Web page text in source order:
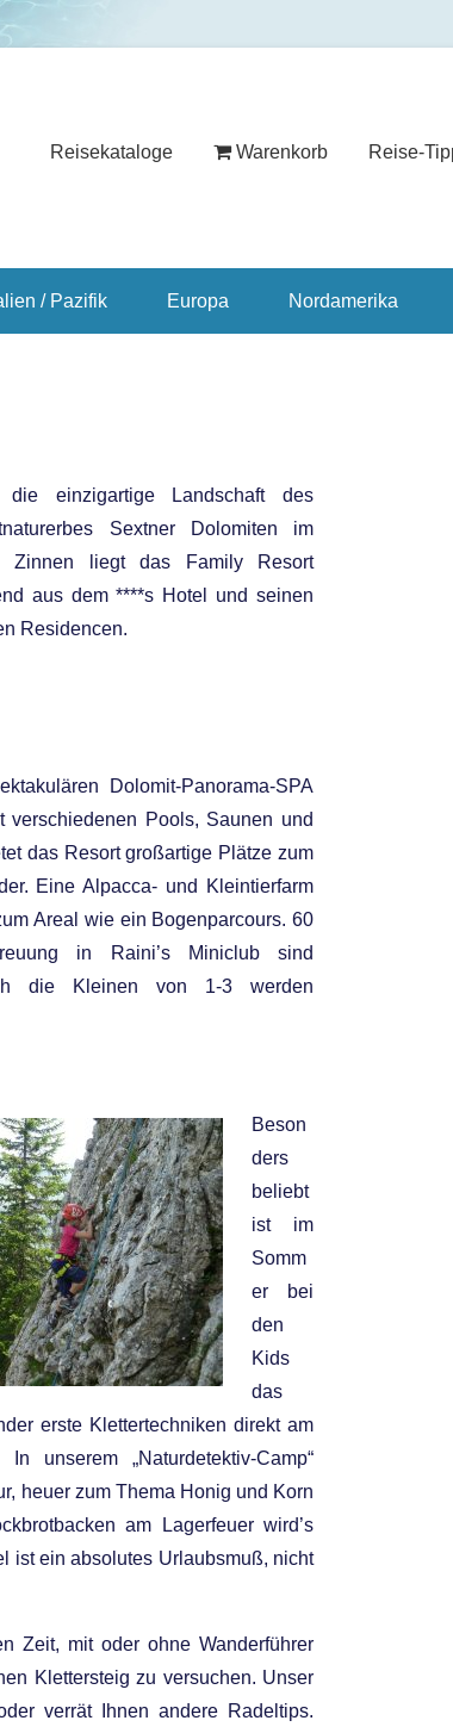
Reisekataloge Warenkorb Reise-
/ Pazifik Europa Nordamerika
die einzigartige Landschaft des
Sextner Dolomiten im
Zinnen liegt das Family Resort
aus dem ****s Hotel und seinen
Residencen.
Dolomit-Panorama-SPA
verschiedenen Pools, Saunen und
das Resort großartige Plätze zum
Eine Alpacca- und Kleintierfarm
Areal wie ein Bogenparcours. 60
in Raini’s Miniclub sind
die Kleinen von 1-3 werden
Beson
ders
beliebt
ist im
Somm
er bei
den
Kids
das
erste Klettertechniken direkt am
unserem „Naturdetektiv-Camp“
heuer zum Thema Honig und Korn
am Lagerfeuer wird’s
ist ein absolutes Urlaubsmuß, nicht
Zeit, mit oder ohne Wanderführer
Klettersteig zu versuchen. Unser
verrät Ihnen andere Radeltips.